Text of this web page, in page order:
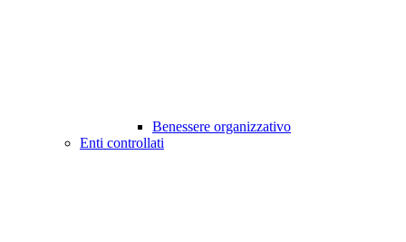
Benessere organizzativo
Enti controllati